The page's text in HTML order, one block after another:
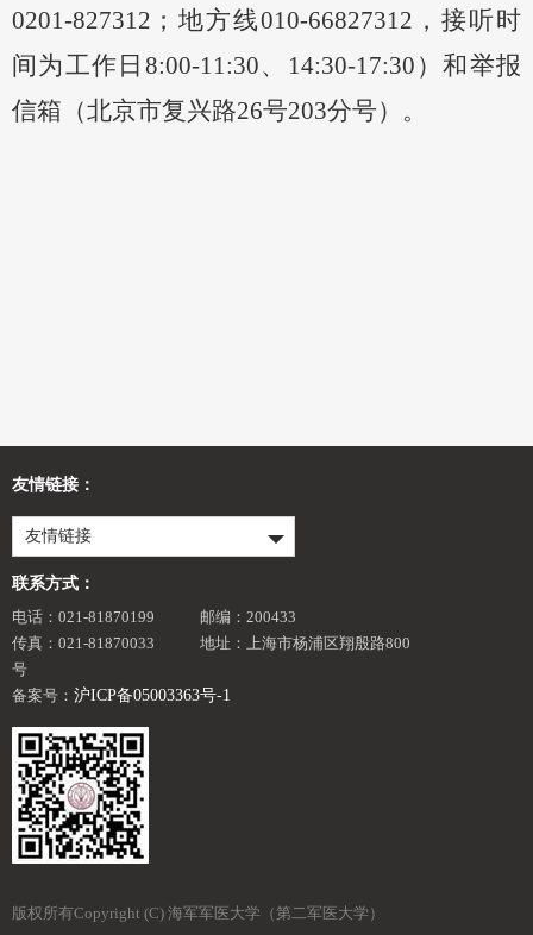
0201-827312 ；地方线010-66827312 ，接听时
间为工作日 8:00-11:30、14:30-17:30）和举报
信箱（北京市复兴路26号203分号）。
友情链接：
友情链接
联系方式：
电话：021-81870199
邮编：200433
传真：021-81870033
地址：上海市杨浦区翔殷路800
号
备案号： 沪ICP备05003363号-1
版权所有Copyright (C) 海军军医大学（第二军医大学）